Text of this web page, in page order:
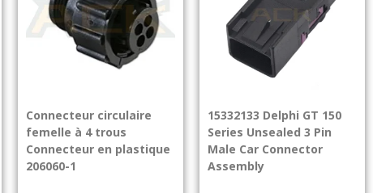
Connecteur circulaire
femelle à 4 trous
Connecteur en plastique
206060-1
15332133 Delphi GT 150
Series Unsealed 3 Pin
Male Car Connector
Assembly